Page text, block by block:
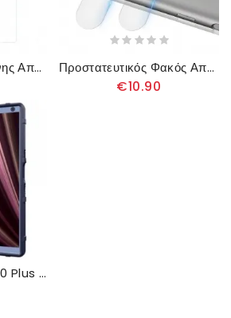
Προστατευτικό Οθόνης Από Σκληρυμένο Γυαλί Για Sony Xperia 10 Plus Προστατευτικός Φακός Από Γυαλί Για Sony Xperia 10 Plus Imak
€10.90
Θήκη Sony Xperia 10 Plus Ανθεκτική Ασπίδα